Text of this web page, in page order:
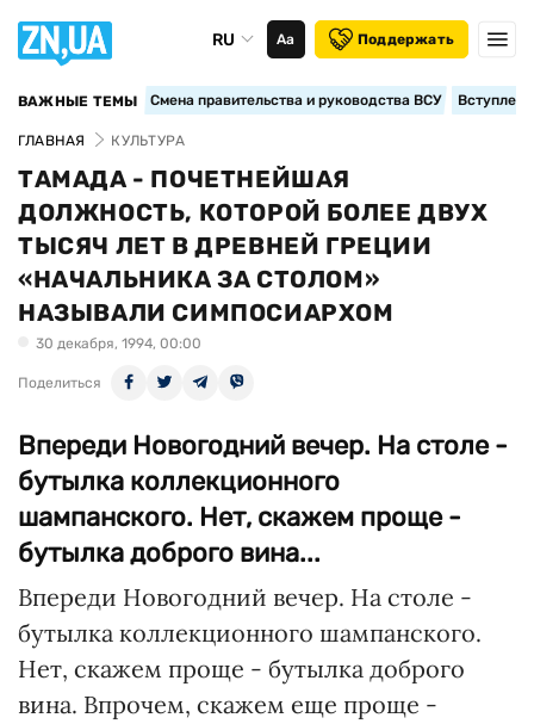
RU Аа Поддержать
ВАЖНЫЕ ТЕМЫ Смена правительства и руководства ВСУ
ГЛАВНАЯ КУЛЬТУРА
ТАМАДА - ПОЧЕТНЕЙШАЯ
ДОЛЖНОСТЬ, КОТОРОЙ БОЛЕЕ ДВУХ
ТЫСЯЧ ЛЕТ В ДРЕВНЕЙ ГРЕЦИИ
«НАЧАЛЬНИКА ЗА СТОЛОМ»
НАЗЫВАЛИ СИМПОСИАРХОМ
30 декабря, 1994, 00:00
Поделиться
Впереди Новогодний вечер. На столе -
бутылка коллекционного
шампанского. Нет, скажем проще -
бутылка доброго вина...
Впереди Новогодний вечер. На столе -
бутылка коллекционного шампанского.
Нет, скажем проще - бутылка доброго
вина. Впрочем, скажем еще проще -